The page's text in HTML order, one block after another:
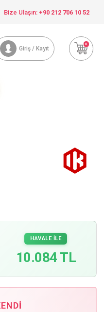
Bize Ulaşın: +90 212 706 10 52
Giriş / Kayıt
0
HAVALE İLE
10.084 TL